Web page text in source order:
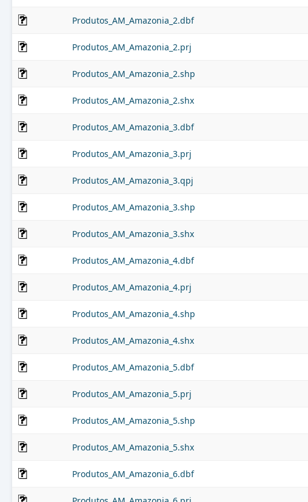
Produtos_AM_Amazonia_2.dbf
Produtos_AM_Amazonia_2.prj
Produtos_AM_Amazonia_2.shp
Produtos_AM_Amazonia_2.shx
Produtos_AM_Amazonia_3.dbf
Produtos_AM_Amazonia_3.prj
Produtos_AM_Amazonia_3.qpj
Produtos_AM_Amazonia_3.shp
Produtos_AM_Amazonia_3.shx
Produtos_AM_Amazonia_4.dbf
Produtos_AM_Amazonia_4.prj
Produtos_AM_Amazonia_4.shp
Produtos_AM_Amazonia_4.shx
Produtos_AM_Amazonia_5.dbf
Produtos_AM_Amazonia_5.prj
Produtos_AM_Amazonia_5.shp
Produtos_AM_Amazonia_5.shx
Produtos_AM_Amazonia_6.dbf